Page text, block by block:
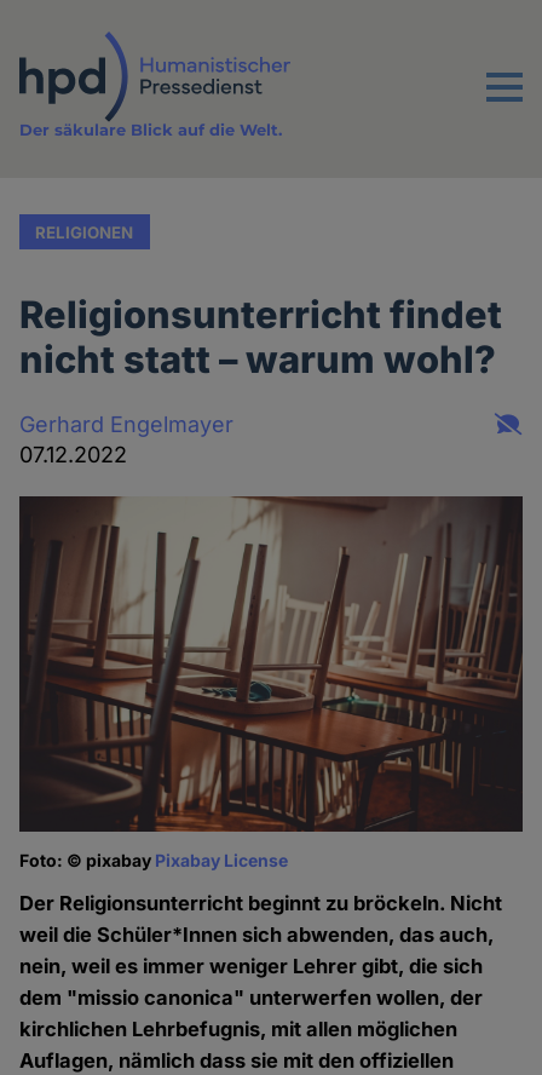
Inhalt
Menu
Der säkulare Blick auf die Welt.
RELIGIONEN
Religionsunterricht findet
nicht statt – warum wohl?
Gerhard Engelmayer
07.12.2022
Foto: © pixabay Pixabay License
Der Religionsunterricht beginnt zu bröckeln. Nicht
weil die Schüler*Innen sich abwenden, das auch,
nein, weil es immer weniger Lehrer gibt, die sich
dem "missio canonica" unterwerfen wollen, der
kirchlichen Lehrbefugnis, mit allen möglichen
Auflagen, nämlich dass sie mit den offiziellen